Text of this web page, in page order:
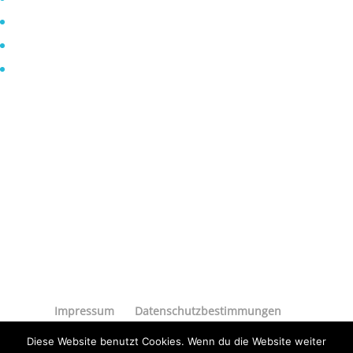
Impressum Datenschutzbestimmungen
Diese Website benutzt Cookies. Wenn du die Website weiter